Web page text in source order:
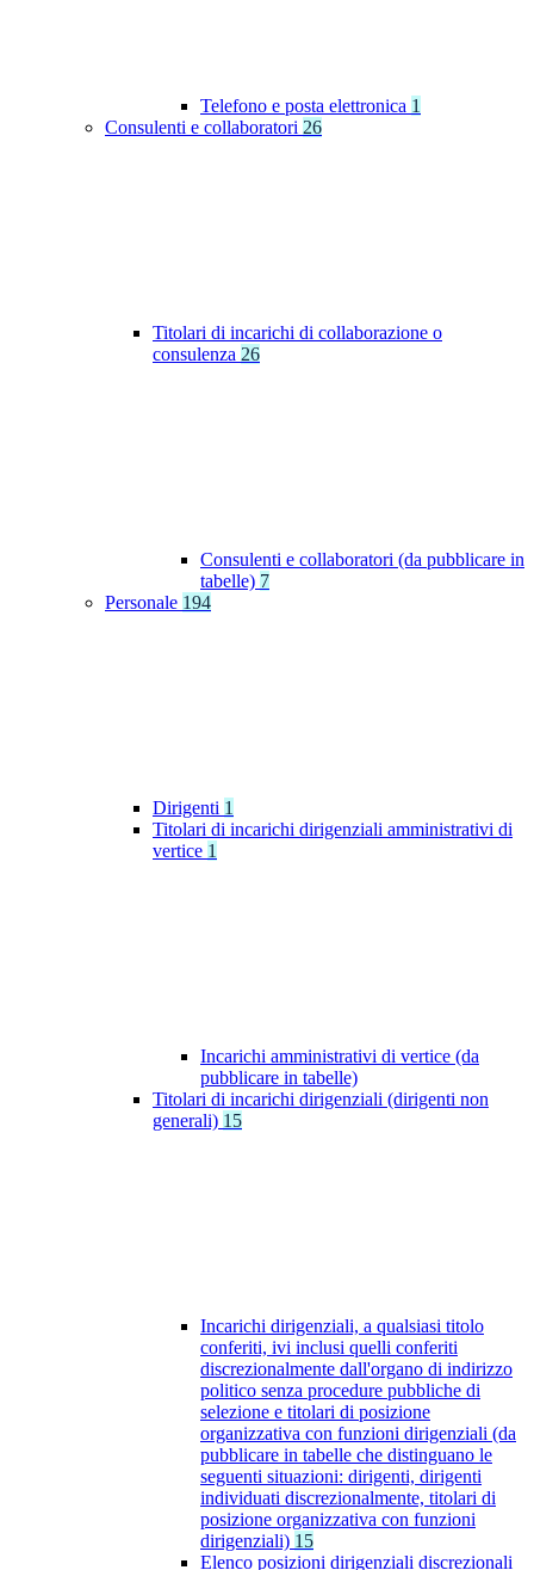
Telefono e posta elettronica 1
Consulenti e collaboratori 26
Titolari di incarichi di collaborazione o
consulenza 26
Consulenti e collaboratori (da pubblicare in
tabelle) 7
Personale 194
Dirigenti 1
Titolari di incarichi dirigenziali amministrativi di
vertice 1
Incarichi amministrativi di vertice (da
pubblicare in tabelle)
Titolari di incarichi dirigenziali (dirigenti non
generali) 15
Incarichi dirigenziali, a qualsiasi titolo
conferiti, ivi inclusi quelli conferiti
discrezionalmente dall'organo di indirizzo
politico senza procedure pubbliche di
selezione e titolari di posizione
organizzativa con funzioni dirigenziali (da
pubblicare in tabelle che distinguano le
seguenti situazioni: dirigenti, dirigenti
individuati discrezionalmente, titolari di
posizione organizzativa con funzioni
dirigenziali) 15
Elenco posizioni dirigenziali discrezionali